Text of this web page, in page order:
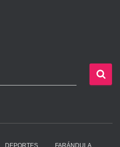
DEPORTES FARÁNDULA